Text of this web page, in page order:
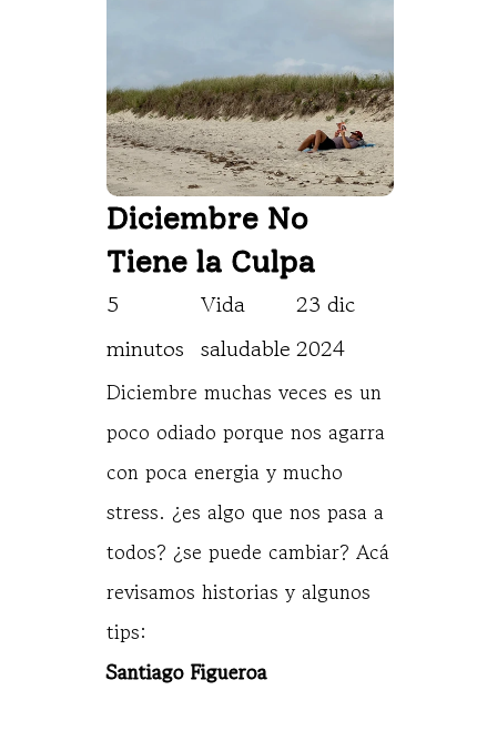
Diciembre No
Tiene la Culpa
5
minutos
Vida
saludable
23 dic
2024
Diciembre muchas veces es un
poco odiado porque nos agarra
con poca energia y mucho
stress. ¿es algo que nos pasa a
todos? ¿se puede cambiar? Acá
revisamos historias y algunos
tips:
Santiago Figueroa